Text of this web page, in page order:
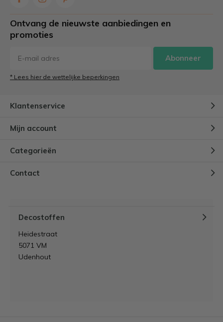
Ontvang de nieuwste aanbiedingen en
promoties
Abonneer
* Lees hier de wettelijke beperkingen
Klantenservice
Mijn account
Categorieën
Contact
Decostoffen
Heidestraat
5071 VM
Udenhout